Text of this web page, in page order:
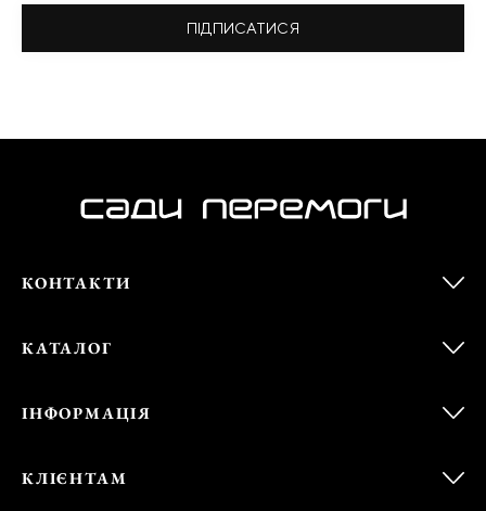
ПІДПИСАТИСЯ
КОНТАКТИ
КАТАЛОГ
ІНФОРМАЦІЯ
КЛІЄНТАМ